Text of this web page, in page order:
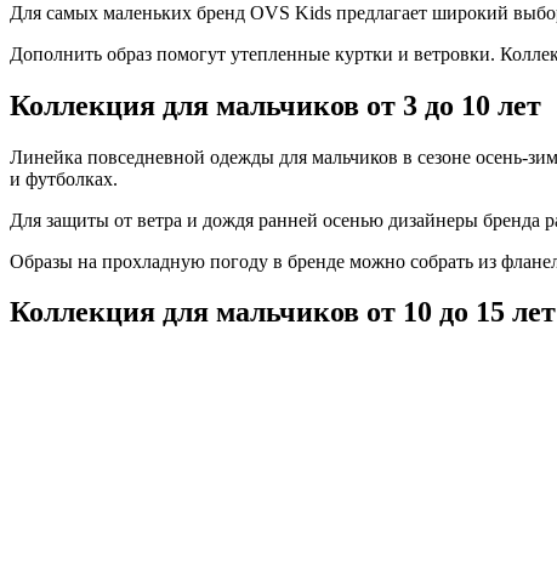
Для самых маленьких бренд OVS Kids предлагает широкий
Дополнить образ помогут утепленные куртки и ветровки.
Коллекция для мальчиков от 3 до 10 лет
Линейка повседневной одежды для мальчиков в сезоне осень-
и футболках.
Для защиты от ветра и дождя ранней осенью дизайнеры бренда
Образы на прохладную погоду в бренде можно собрать из
Коллекция для мальчиков от 10 до 15 лет